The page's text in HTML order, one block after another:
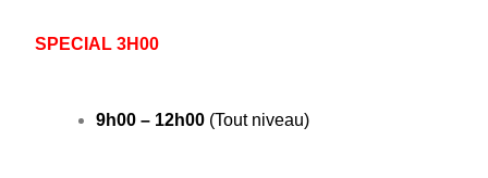
SPECIAL 3H00
9h00 – 12h00 (Tout niveau)